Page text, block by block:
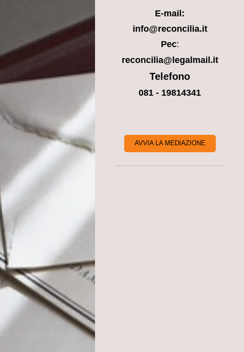
E-mail:
info@reconcilia.it
Pec:
reconcilia@legalmail.it
Telefono
081 - 19814341
AVVIA LA MEDIAZIONE